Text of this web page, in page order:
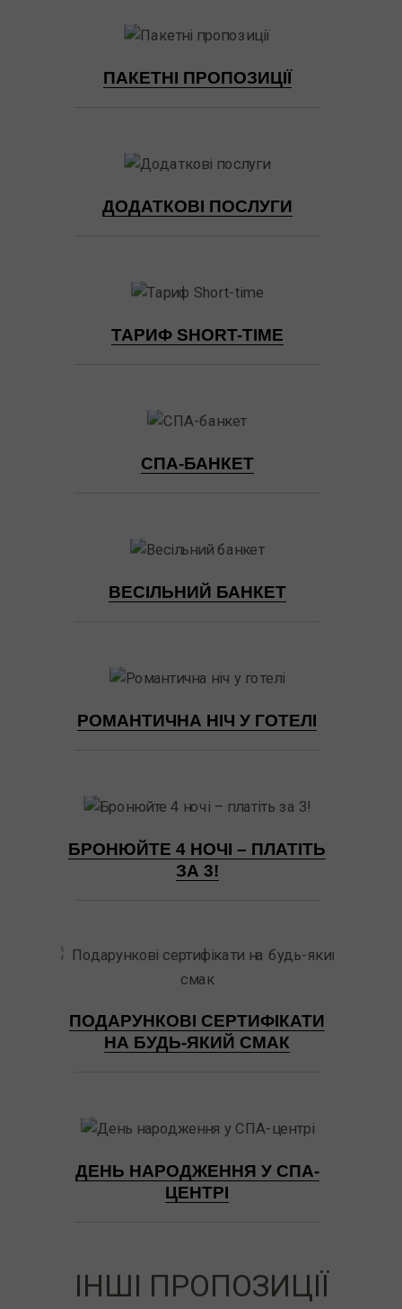
ПАКЕТНІ ПРОПОЗИЦІЇ
ДОДАТКОВІ ПОСЛУГИ
ТАРИФ SHORT-TIME
СПА-БАНКЕТ
ВЕСІЛЬНИЙ БАНКЕТ
РОМАНТИЧНА НІЧ У ГОТЕЛІ
БРОНЮЙТЕ 4 НОЧІ – ПЛАТІТЬ
ЗА 3!
ПОДАРУНКОВІ СЕРТИФІКАТИ
НА БУДЬ-ЯКИЙ СМАК
ДЕНЬ НАРОДЖЕННЯ У СПА-
ЦЕНТРІ
ІНШІ ПРОПОЗИЦІЇ